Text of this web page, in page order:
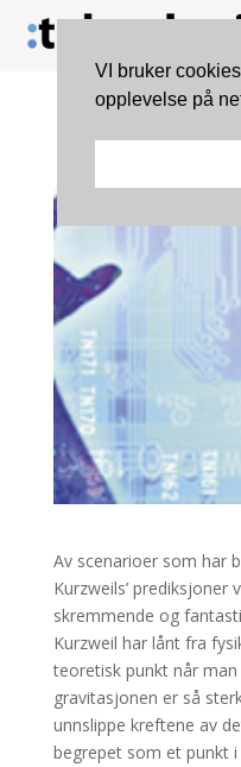
Er
Av scenarioer som har
Kurzweils’
skremmende og
Kurzweil har lånt fra
teoretisk punkt når
gravitasjonen er så
unnslippe kreftene av
begrepet som et punkt
VI bruker
opplevelse på